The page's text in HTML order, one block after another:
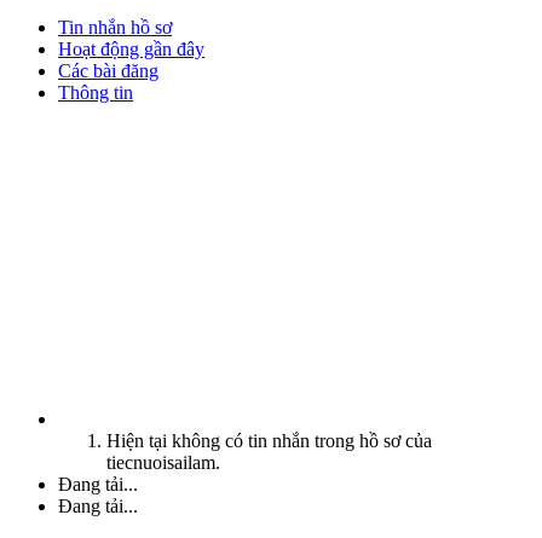
Tin nhắn hồ sơ
Hoạt động gần đây
Các bài đăng
Thông tin
Hiện tại không có tin nhắn trong hồ sơ của
tiecnuoisailam.
Đang tải...
Đang tải...